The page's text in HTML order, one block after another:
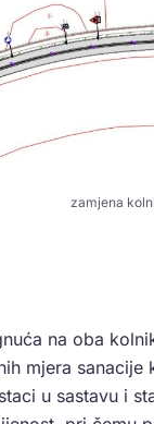
zamjena
na oba
mjera
u sastavu i